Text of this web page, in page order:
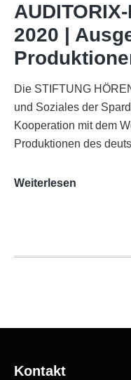
Funkhaus
Köln
2020 |
Die STIFTUNG
und Soziales der
Kooperation mit dem
Produktionen des
Weiterlesen
Kontakt